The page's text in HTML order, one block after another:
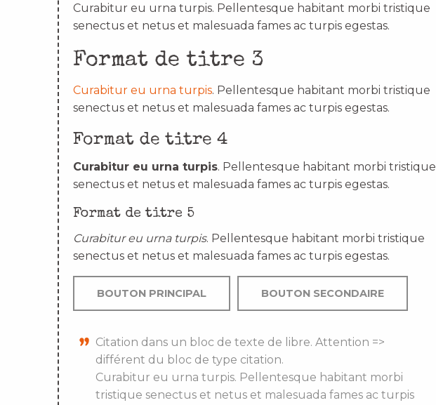
Curabitur eu urna turpis. Pellentesque habitant morbi tristique
senectus et netus et malesuada fames ac turpis egestas.
Format de titre 3
Curabitur eu urna turpis. Pellentesque habitant morbi tristique
senectus et netus et malesuada fames ac turpis egestas.
Format de titre 4
Curabitur eu urna turpis. Pellentesque habitant morbi tristique
senectus et netus et malesuada fames ac turpis egestas.
Format de titre 5
Curabitur eu urna turpis. Pellentesque habitant morbi tristique
senectus et netus et malesuada fames ac turpis egestas.
BOUTON PRINCIPAL BOUTON SECONDAIRE
Citation dans un bloc de texte de libre. Attention =>
différent du bloc de type citation.
Curabitur eu urna turpis. Pellentesque habitant morbi
tristique senectus et netus et malesuada fames ac turpis